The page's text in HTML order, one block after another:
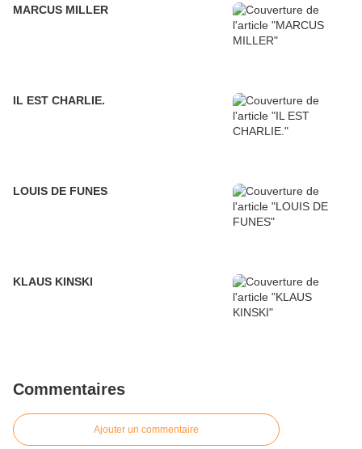
MARCUS MILLER
IL EST CHARLIE.
LOUIS DE FUNES
KLAUS KINSKI
Commentaires
Ajouter un commentaire